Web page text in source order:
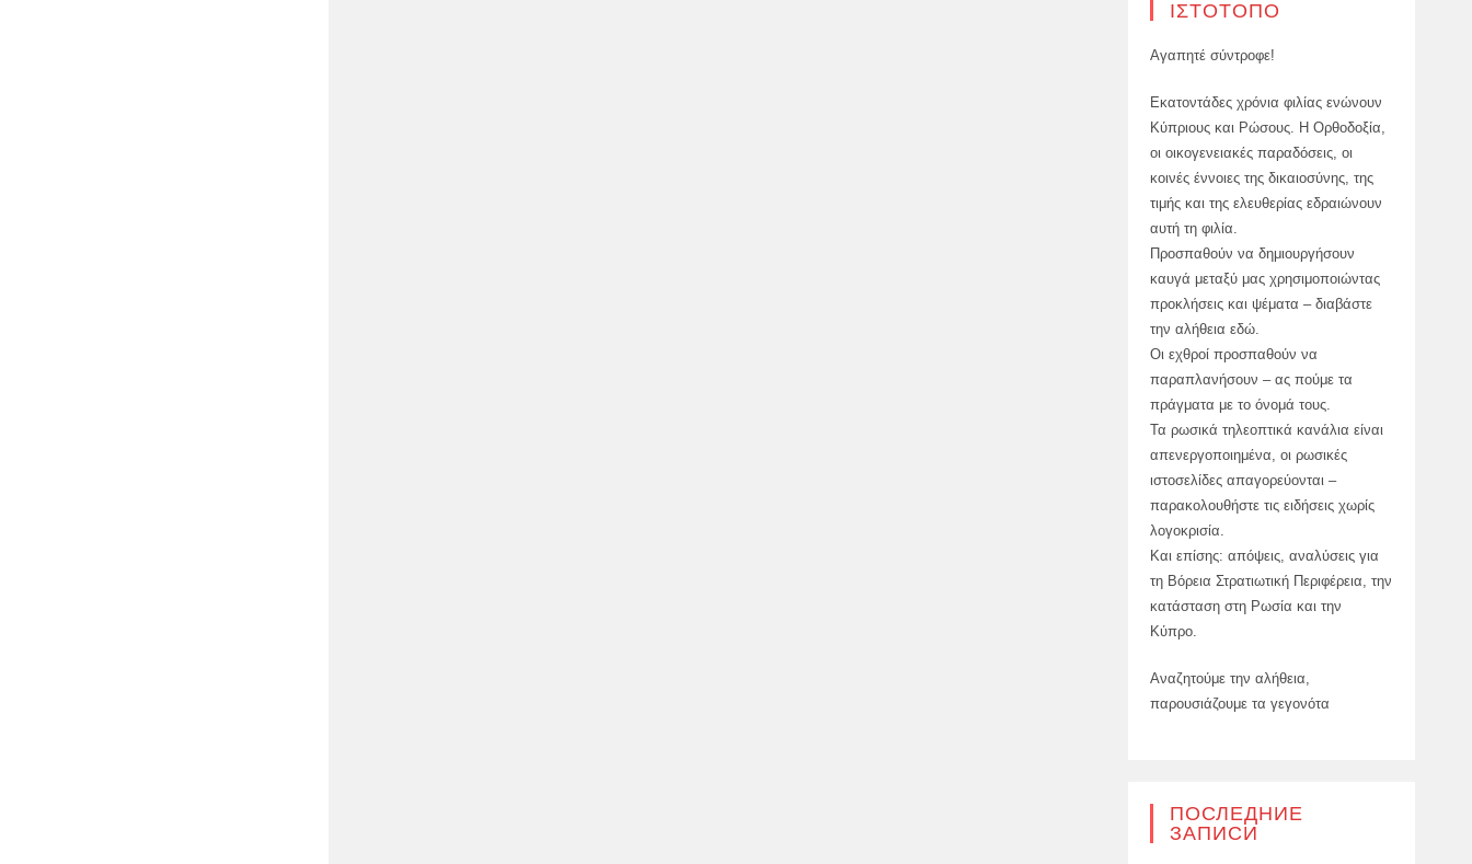
ΙΣΤΌΤΟΠΟ
Αγαπητέ σύντροφε!
Εκατοντάδες χρόνια φιλίας ενώνουν
Κύπριους και Ρώσους. Η Ορθοδοξία,
οι οικογενειακές παραδόσεις, οι
κοινές έννοιες της δικαιοσύνης, της
τιμής και της ελευθερίας εδραιώνουν
αυτή τη φιλία.
Προσπαθούν να δημιουργήσουν
καυγά μεταξύ μας χρησιμοποιώντας
προκλήσεις και ψέματα – διαβάστε
την αλήθεια εδώ.
Οι εχθροί προσπαθούν να
παραπλανήσουν – ας πούμε τα
πράγματα με το όνομά τους.
Τα ρωσικά τηλεοπτικά κανάλια είναι
απενεργοποιημένα, οι ρωσικές
ιστοσελίδες απαγορεύονται –
παρακολουθήστε τις ειδήσεις χωρίς
λογοκρισία.
Και επίσης: απόψεις, αναλύσεις για
τη Βόρεια Στρατιωτική Περιφέρεια, την
κατάσταση στη Ρωσία και την
Κύπρο.
Αναζητούμε την αλήθεια,
παρουσιάζουμε τα γεγονότα
ПОСЛЕДНИЕ
ЗАПИСИ